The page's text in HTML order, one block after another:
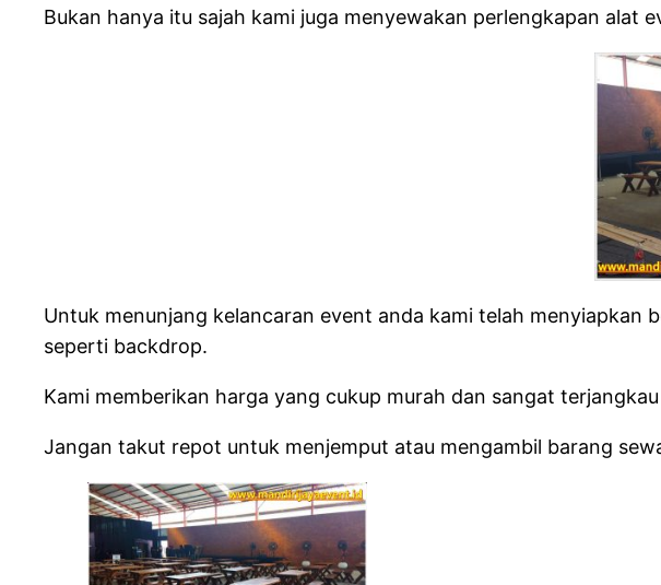
Bukan hanya itu sajah kami juga menyewakan perlengkapan alat
Untuk menunjang kelancaran event anda kami telah
seperti backdrop.
Kami memberikan harga yang cukup murah dan sangat
Jangan takut repot untuk menjemput atau mengambil barang